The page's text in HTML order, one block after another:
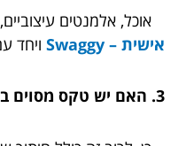
אוכל, אלמנטים עיצוביים,
אישית – Swaggy
ויחד
3. האם יש טקס מסוים במהלך החלאקה?